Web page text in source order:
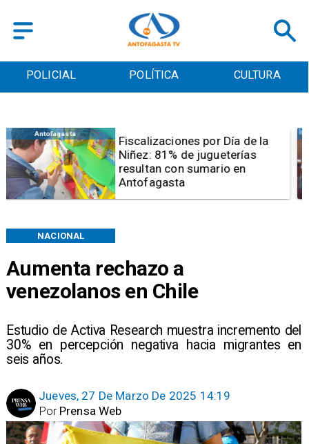
POLICIAL POLÍTICA CULTURA
Aumenta rechazo a
venezolanos en Chile
Estudio de Activa Research muestra incremento del
30% en percepción negativa hacia migrantes en
seis años.
NACIONAL
Jueves, 27 De Marzo De 2025 14:19
Prensa Web
Por
Antofagasta
Tribunal frena opción de pena
mixta para Karen Rojo por ahora